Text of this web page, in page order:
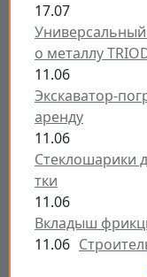
17.07
о металлу
11.06
Экскаватор-
аренду
11.06
Стеклошарики
тки
11.06
Вкладыш
11.06